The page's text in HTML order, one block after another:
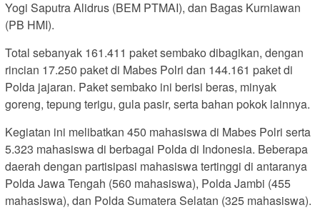
Yogi Saputra Alidrus (BEM PTMAI), dan Bagas Kurniawan
(PB HMI).
Total sebanyak 161.411 paket sembako dibagikan, dengan
rincian 17.250 paket di Mabes Polri dan 144.161 paket di
Polda jajaran. Paket sembako ini berisi beras, minyak
goreng, tepung terigu, gula pasir, serta bahan pokok lainnya.
Kegiatan ini melibatkan 450 mahasiswa di Mabes Polri serta
5.323 mahasiswa di berbagai Polda di Indonesia. Beberapa
daerah dengan partisipasi mahasiswa tertinggi di antaranya
Polda Jawa Tengah (560 mahasiswa), Polda Jambi (455
mahasiswa), dan Polda Sumatera Selatan (325 mahasiswa).